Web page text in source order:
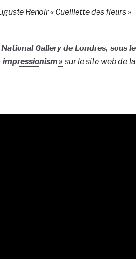
Renoir « Cueillette des fleurs »
Gallery de Londres, sous le
impressionism » sur le site web de la